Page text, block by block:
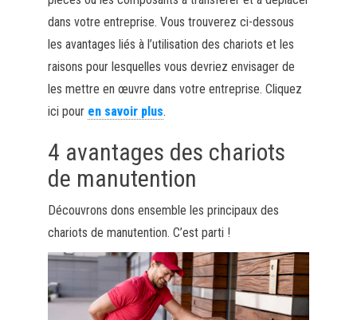
dans votre entreprise. Vous trouverez ci-dessous
les avantages liés à l’utilisation des chariots et les
raisons pour lesquelles vous devriez envisager de
les mettre en œuvre dans votre entreprise. Cliquez
ici pour en savoir plus.
4 avantages des chariots
de manutention
Découvrons dons ensemble les principaux des
chariots de manutention. C’est parti !